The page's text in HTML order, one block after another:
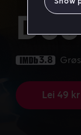
3.8
Lei 49 kr